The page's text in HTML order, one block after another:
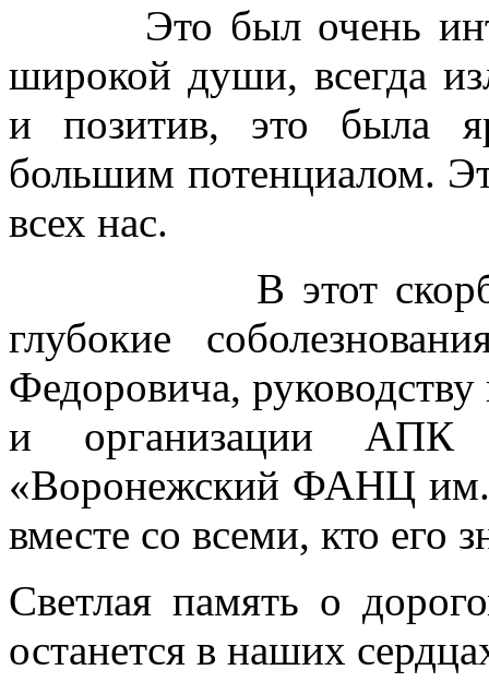
Это был очень
широкой души, всегда
и позитив, это была
большим потенциалом.
всех нас.
В этот скорбный
глубокие
Федоровича,
и организации
«Воронежский ФАНЦ
вместе со всеми, кто его
Светлая память о
останется в наших